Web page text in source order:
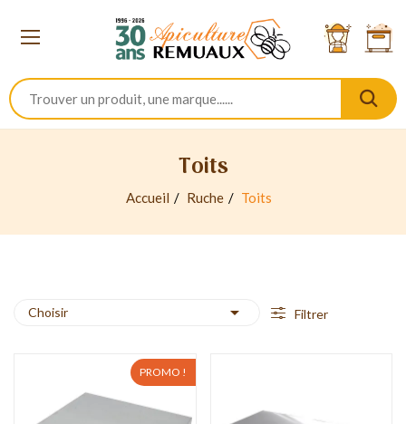
Toits
Accueil Ruche Toits
Choisir  Filtrer
PROMO !